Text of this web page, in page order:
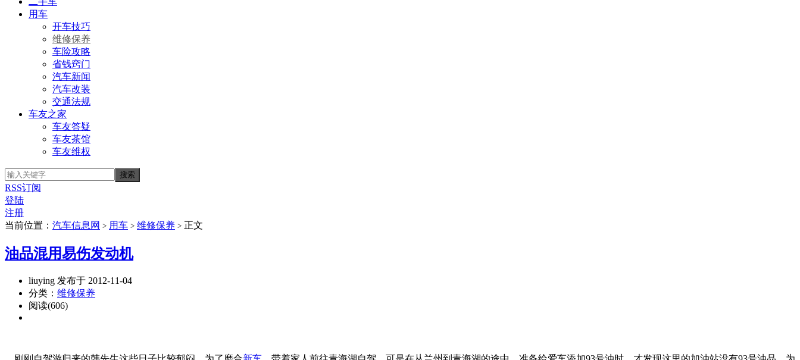
用车
开车技巧
维修保养
车险攻略
省钱窍门
汽车新闻
汽车改装
交通法规
车友之家
车友答疑
车友茶馆
车友维权
RSS订阅
登陆
注册
当前位置： 汽车信息网 > 用车 > 维修保养 > 正文
油品混用易伤发动机
liuying 发布于 2012-11-04
分类： 维修保养
阅读(606)